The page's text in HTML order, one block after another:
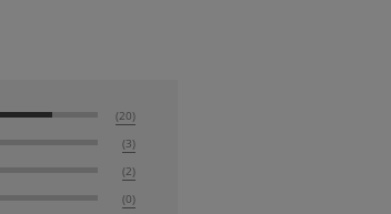
(20)
(3)
(2)
(0)